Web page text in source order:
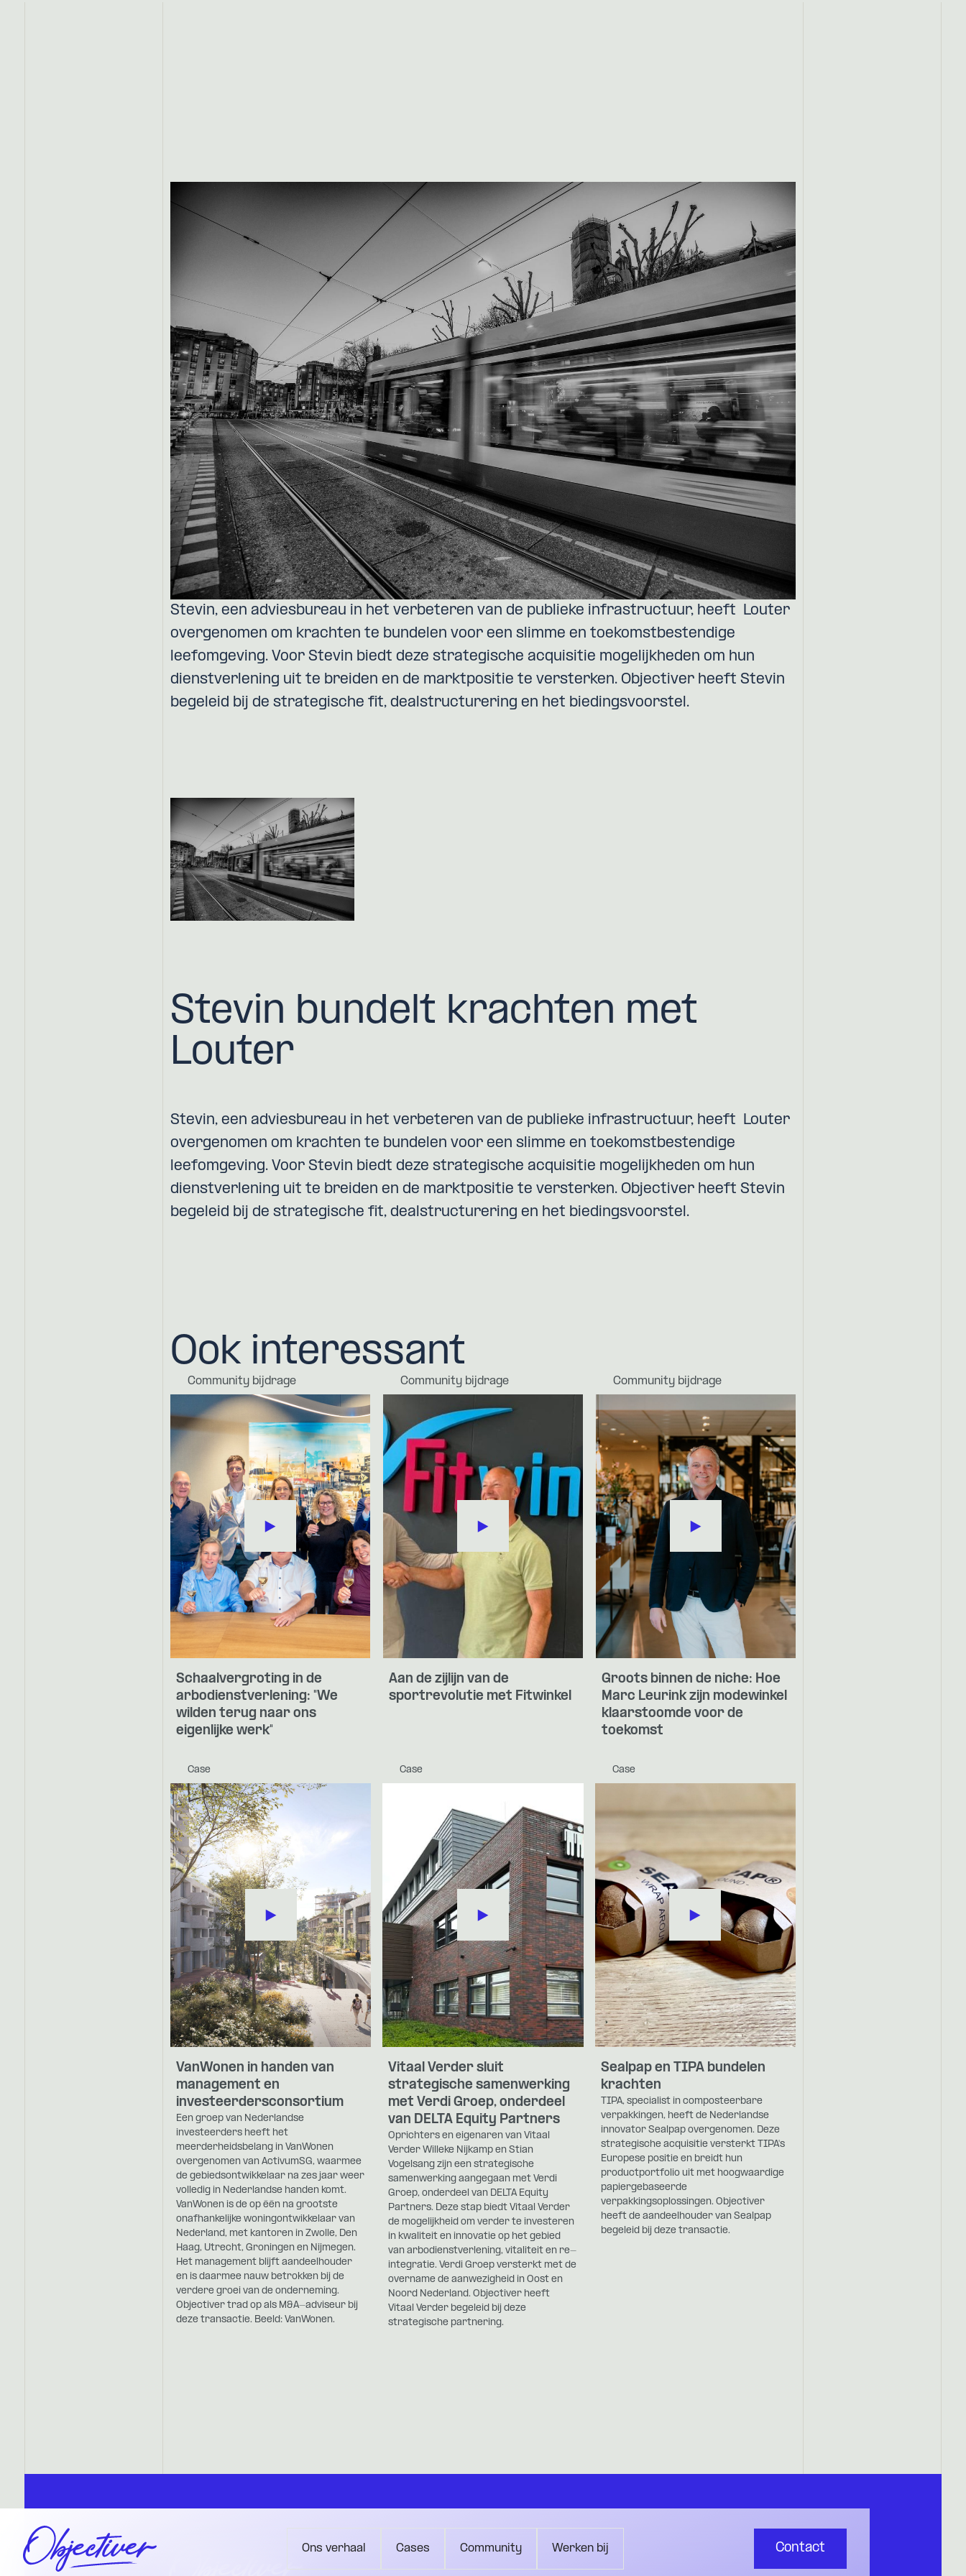
Stevin, een adviesbureau in het verbeteren van de publieke infrastructuur, heeft Louter
overgenomen om krachten te bundelen voor een slimme en toekomstbestendige
leefomgeving. Voor Stevin biedt deze strategische acquisitie mogelijkheden om hun
dienstverlening uit te breiden en de marktpositie te versterken. Objectiver heeft Stevin
begeleid bij de strategische fit, dealstructurering en het biedingsvoorstel.
Stevin bundelt krachten met
Louter
Stevin, een adviesbureau in het verbeteren van de publieke infrastructuur, heeft Louter
overgenomen om krachten te bundelen voor een slimme en toekomstbestendige
leefomgeving. Voor Stevin biedt deze strategische acquisitie mogelijkheden om hun
dienstverlening uit te breiden en de marktpositie te versterken. Objectiver heeft Stevin
begeleid bij de strategische fit, dealstructurering en het biedingsvoorstel.
Ook interessant
Community bijdrage
Schaalvergroting in de
arbodienstverlening: "We
wilden terug naar ons
eigenlijke werk"
Community bijdrage
Aan de zijlijn van de
sportrevolutie met Fitwinkel
Community bijdrage
Groots binnen de niche: Hoe
Marc Leurink zijn modewinkel
klaarstoomde voor de
toekomst
Case
VanWonen in handen van
management en
investeerdersconsortium
Een groep van Nederlandse
investeerders heeft het
meerderheidsbelang in VanWonen
overgenomen van ActivumSG, waarmee
de gebiedsontwikkelaar na zes jaar weer
volledig in Nederlandse handen komt.
VanWonen is de op één na grootste
onafhankelijke woningontwikkelaar van
Nederland, met kantoren in Zwolle, Den
Haag, Utrecht, Groningen en Nijmegen.
Het management blijft aandeelhouder
en is daarmee nauw betrokken bij de
verdere groei van de onderneming.
Objectiver trad op als M&A-adviseur bij
deze transactie. Beeld: VanWonen.
Case
Vitaal Verder sluit
strategische samenwerking
met Verdi Groep, onderdeel
van DELTA Equity Partners
Oprichters en eigenaren van Vitaal
Verder Willeke Nijkamp en Stian
Vogelsang zijn een strategische
samenwerking aangegaan met Verdi
Groep, onderdeel van DELTA Equity
Partners. Deze stap biedt Vitaal Verder
de mogelijkheid om verder te investeren
in kwaliteit en innovatie op het gebied
van arbodienstverlening, vitaliteit en re-
integratie. Verdi Groep versterkt met de
overname de aanwezigheid in Oost en
Noord Nederland. Objectiver heeft
Vitaal Verder begeleid bij deze
strategische partnering.
Case
Sealpap en TIPA bundelen
krachten
TIPA, specialist in composteerbare
verpakkingen, heeft de Nederlandse
innovator Sealpap overgenomen. Deze
strategische acquisitie versterkt TIPA's
Europese positie en breidt hun
productportfolio uit met hoogwaardige
papiergebaseerde
verpakkingsoplossingen. Objectiver
heeft de aandeelhouder van Sealpap
begeleid bij deze transactie.
Ons verhaal Cases Community Werken bij Contact